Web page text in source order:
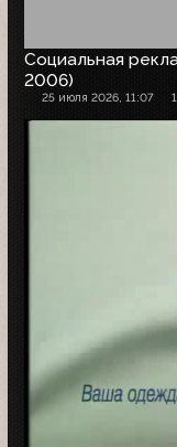
Социальная
2006)
25 июля 2026, 11:07